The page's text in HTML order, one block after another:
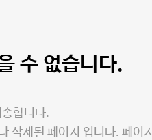
수 없습니다.
합니다.
삭제된 페이지 입니다. 페이지